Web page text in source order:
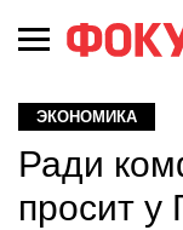
ЭКОНОМИКА
Ради
просит у